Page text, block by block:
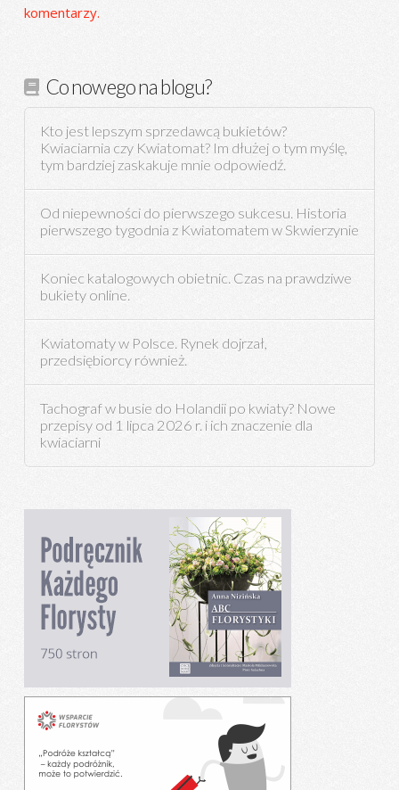
komentarzy.
Co nowego na blogu?
Kto jest lepszym sprzedawcą bukietów?
Kwiaciarnia czy Kwiatomat? Im dłużej o tym myślę,
tym bardziej zaskakuje mnie odpowiedź.
Od niepewności do pierwszego sukcesu. Historia
pierwszego tygodnia z Kwiatomatem w Skwierzynie
Koniec katalogowych obietnic. Czas na prawdziwe
bukiety online.
Kwiatomaty w Polsce. Rynek dojrzał,
przedsiębiorcy również.
Tachograf w busie do Holandii po kwiaty? Nowe
przepisy od 1 lipca 2026 r. i ich znaczenie dla
kwiaciarni